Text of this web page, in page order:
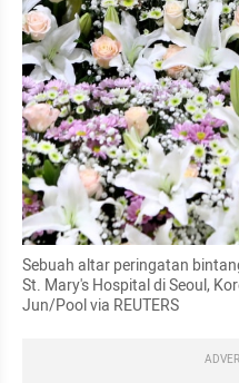
Sebuah altar peringatan
St. Mary's Hospital di Seoul,
Jun/Pool via REUTERS